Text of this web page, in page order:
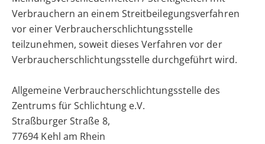
Verbrauchern an einem Streitbeilegungsverfahren
vor einer Verbraucherschlichtungsstelle
teilzunehmen, soweit dieses Verfahren vor der
Verbraucherschlichtungsstelle durchgeführt wird.
Allgemeine Verbraucherschlichtungsstelle des
Zentrums für Schlichtung e.V.
Straßburger Straße 8,
77694 Kehl am Rhein